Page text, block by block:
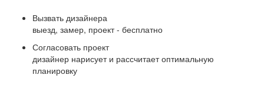
Вызвать дизайнера
выезд, замер, проект - бесплатно
Согласовать проект
дизайнер нарисует и рассчитает оптимальную
планировку